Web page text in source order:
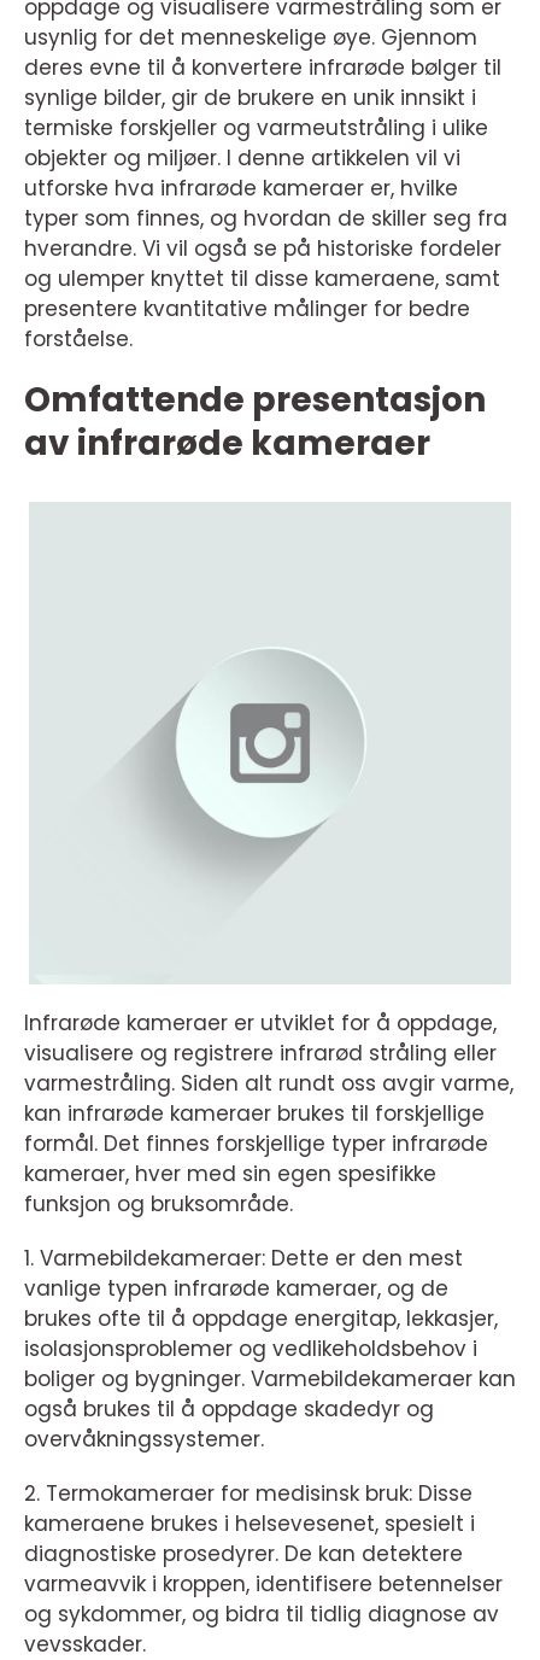
oppdage og visualisere varmestråling som er
usynlig for det menneskelige øye. Gjennom
deres evne til å konvertere infrarøde bølger til
synlige bilder, gir de brukere en unik innsikt i
termiske forskjeller og varmeutstråling i ulike
objekter og miljøer. I denne artikkelen vil vi
utforske hva infrarøde kameraer er, hvilke
typer som finnes, og hvordan de skiller seg fra
hverandre. Vi vil også se på historiske fordeler
og ulemper knyttet til disse kameraene, samt
presentere kvantitative målinger for bedre
forståelse.
Omfattende presentasjon
av infrarøde kameraer
Infrarøde kameraer er utviklet for å oppdage,
visualisere og registrere infrarød stråling eller
varmestråling. Siden alt rundt oss avgir varme,
kan infrarøde kameraer brukes til forskjellige
formål. Det finnes forskjellige typer infrarøde
kameraer, hver med sin egen spesifikke
funksjon og bruksområde.
1. Varmebildekameraer: Dette er den mest
vanlige typen infrarøde kameraer, og de
brukes ofte til å oppdage energitap, lekkasjer,
isolasjonsproblemer og vedlikeholdsbehov i
boliger og bygninger. Varmebildekameraer kan
også brukes til å oppdage skadedyr og
overvåkningssystemer.
2. Termokameraer for medisinsk bruk: Disse
kameraene brukes i helsevesenet, spesielt i
diagnostiske prosedyrer. De kan detektere
varmeavvik i kroppen, identifisere betennelser
og sykdommer, og bidra til tidlig diagnose av
vevsskader.